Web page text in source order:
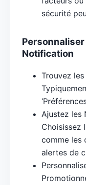
sécurité
Notification
Trouvez
Ajustez les
Choisissez
comme les
alertes de